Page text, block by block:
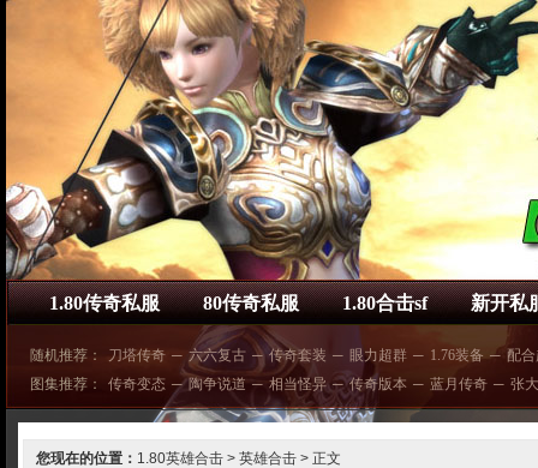
1.80传奇私服 80传奇私服 1.80合击sf 新开私
随机推荐： 刀塔传奇 ─ 六六复古 ─ 传奇套装 ─ 眼力超群 ─ 1.76装备 ─ 配
图集推荐：
传奇变态 ─ 陶争说道 ─ 相当怪异 ─ 传奇版本 ─ 蓝月传奇 ─ 张
您现在的位置： 1.80英雄合击 > 英雄合击 > 正文